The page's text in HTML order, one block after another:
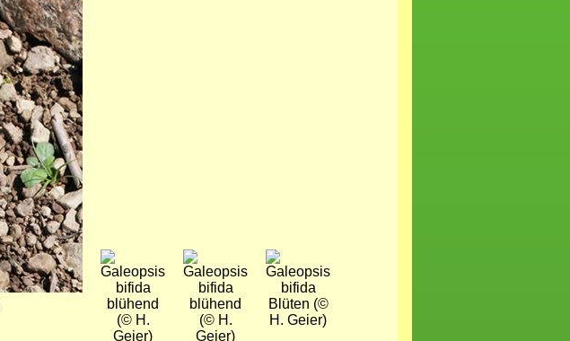
Bild
blühend
(© H.
Geier)
Bild
blühend
(© H.
Geier)
Bild
Blüten (©
H. Geier)